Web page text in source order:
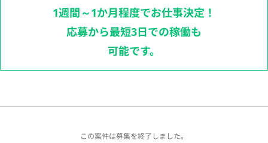
1週間～1か月程度でお仕事決定！
応募から最短3日での稼働も
可能です。
この案件は募集を終了しました。